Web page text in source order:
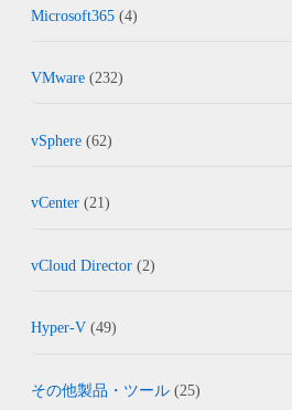
Microsoft365 (4)
VMware (232)
vSphere (62)
vCenter (21)
vCloud Director (2)
Hyper-V (49)
その他製品・ツール (25)